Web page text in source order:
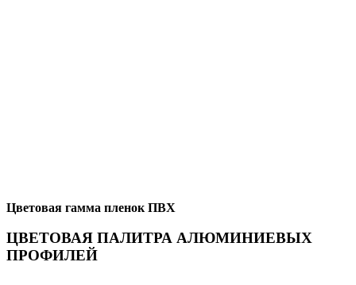
Цветовая гамма пленок ПВХ
ЦВЕТОВАЯ ПАЛИТРА АЛЮМИНИЕВЫХ
ПРОФИЛЕЙ